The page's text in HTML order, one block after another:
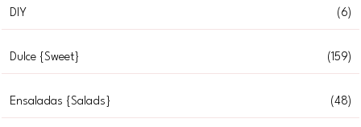
DIY (6)
Dulce {Sweet} (159)
Ensaladas {Salads} (48)